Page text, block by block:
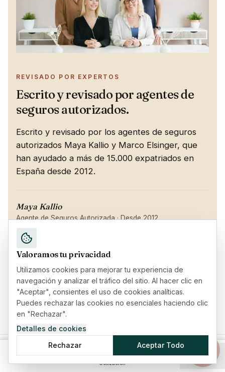
REVISADO POR EXPERTOS
Escrito y revisado por agentes de
seguros autorizados.
Escrito y revisado por los agentes de seguros
autorizados Maya Kallio y Marco Elsinger, que
han ayudado a más de 15.000 expatriados en
España desde 2012.
Maya Kallio
Agente de Seguros Autorizada·Desde 2012
Marco Elsinger
Agente de Seguros Autorizado
DGSFP: C0031B93323293
Preguntas frecuentes
Cotización
Valoramos tu privacidad
Utilizamos cookies para mejorar tu experiencia de
navegación y analizar el tráfico del sitio. Al hacer clic en
"Aceptar", consientes el uso de cookies analíticas.
Puedes rechazar las cookies no esenciales haciendo clic
en "Rechazar".
Detalles de cookies
Rechazar
Aceptar Todo